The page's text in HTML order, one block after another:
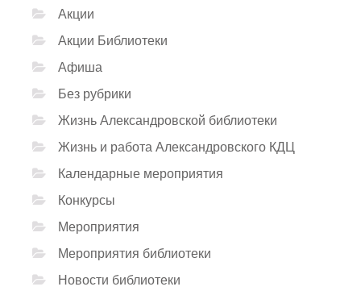
Акции
Акции Библиотеки
Афиша
Без рубрики
Жизнь Александровской библиотеки
Жизнь и работа Александровского КДЦ
Календарные мероприятия
Конкурсы
Мероприятия
Мероприятия библиотеки
Новости библиотеки